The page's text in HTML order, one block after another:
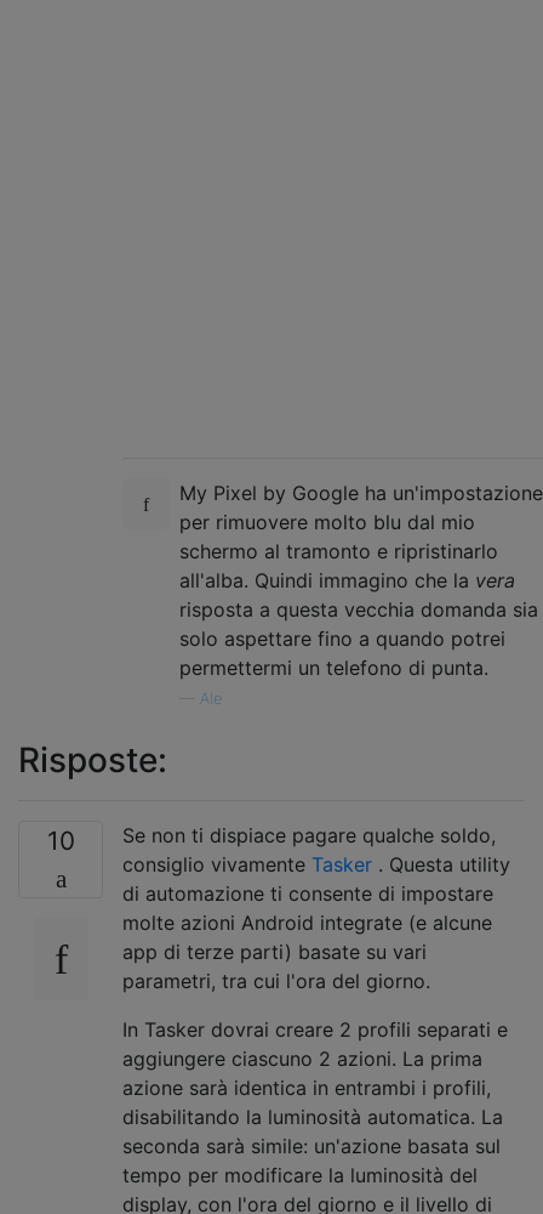
My Pixel by Google ha un'impostazione
per rimuovere molto blu dal mio
schermo al tramonto e ripristinarlo
all'alba. Quindi immagino che la vera
risposta a questa vecchia domanda sia
solo aspettare fino a quando potrei
permettermi un telefono di punta.
Ale
Risposte:
10
Se non ti dispiace pagare qualche soldo,
consiglio vivamente Tasker . Questa utility
di automazione ti consente di impostare
molte azioni Android integrate (e alcune
app di terze parti) basate su vari
parametri, tra cui l'ora del giorno.
In Tasker dovrai creare 2 profili separati e
aggiungere ciascuno 2 azioni. La prima
azione sarà identica in entrambi i profili,
disabilitando la luminosità automatica. La
seconda sarà simile: un'azione basata sul
tempo per modificare la luminosità del
display, con l'ora del giorno e il livello di